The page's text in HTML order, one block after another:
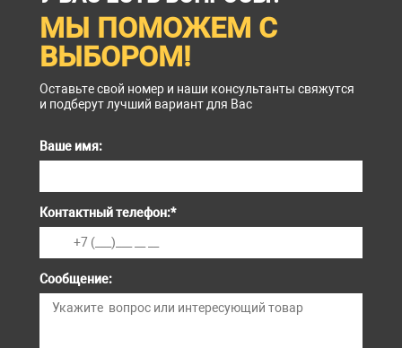
МЫ ПОМОЖЕМ С
ВЫБОРОМ!
Оставьте свой номер и наши консультанты свяжутся
и подберут лучший вариант для Вас
Ваше имя:
Контактный телефон:*
Сообщение: